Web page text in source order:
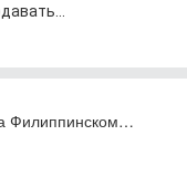
Филиппинском…